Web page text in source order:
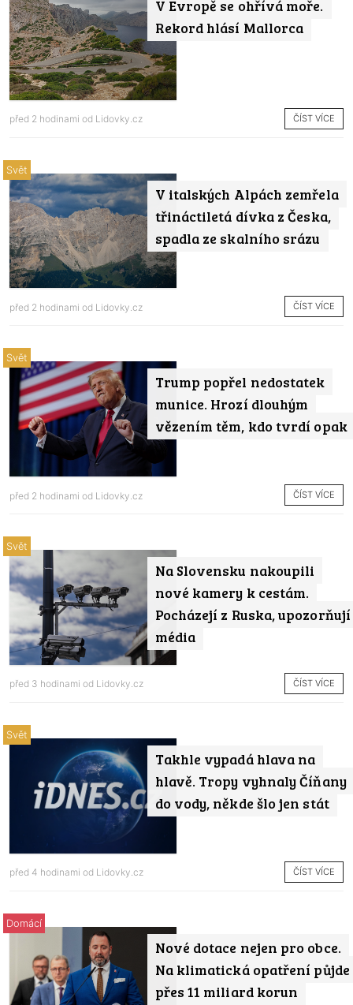
V Evropě se ohřívá moře.
Rekord hlásí Mallorca
před 2 hodinami od Lidovky.cz ČÍST VÍCE
V italských Alpách zemřela
třináctiletá dívka z Česka,
spadla ze skalního srázu
Svět
před 2 hodinami od Lidovky.cz ČÍST VÍCE
Trump popřel nedostatek
munice. Hrozí dlouhým
vězením těm, kdo tvrdí opak
Svět
před 2 hodinami od Lidovky.cz ČÍST VÍCE
Na Slovensku nakoupili
nové kamery k cestám.
Pocházejí z Ruska, upozorňují
média
Svět
před 3 hodinami od Lidovky.cz ČÍST VÍCE
Takhle vypadá hlava na
hlavě. Tropy vyhnaly Číňany
do vody, někde šlo jen stát
Svět
před 4 hodinami od Lidovky.cz ČÍST VÍCE
Nové dotace nejen pro obce.
Na klimatická opatření půjde
přes 11 miliard korun
Domácí